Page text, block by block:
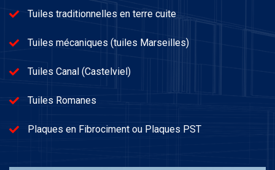
Tuiles traditionnelles en terre cuite
Tuiles mécaniques (tuiles Marseilles)
Tuiles Canal (Castelviel)
Tuiles Romanes
Plaques en Fibrociment ou Plaques PST